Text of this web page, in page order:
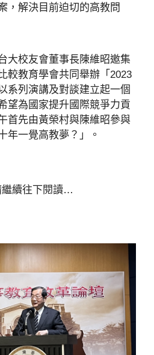
，解決目前迫切的高教問
大校友會董事長陳維昭邀集
較教育學會共同舉辦「2023
系列演講及對談建立起一個
望為國家提升國際競爭力貢
首先由黃榮村與陳維昭參與
年一覺高教夢？」。
繼續往下閱讀…